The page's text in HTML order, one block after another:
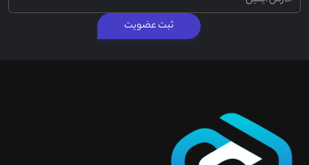
ثبت عضویت